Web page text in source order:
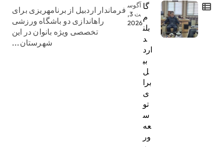
گا
م
بلن
د
ارد
بی
ل
برا
ی
تو
س
عه
ور
آگوس
ت 3,
2026
فرماندار اردبیل از برنامهریزی برای
راهاندازی دو باشگاه ورزشی
تخصصی ویژه بانوان در این
شهرستان...